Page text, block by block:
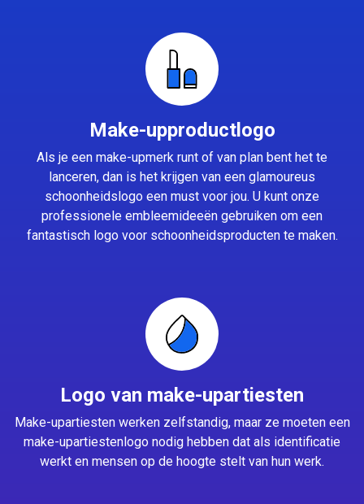
Make-upproductlogo
Als je een make-upmerk runt of van plan bent het te
lanceren, dan is het krijgen van een glamoureus
schoonheidslogo een must voor jou. U kunt onze
professionele embleemideeën gebruiken om een
fantastisch logo voor schoonheidsproducten te maken.
Logo van make-upartiesten
Make-upartiesten werken zelfstandig, maar ze moeten een
make-upartiestenlogo nodig hebben dat als identificatie
werkt en mensen op de hoogte stelt van hun werk.